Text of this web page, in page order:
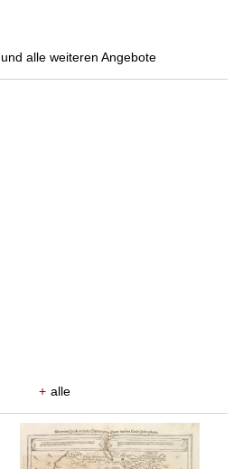
und alle weiteren Angebote
+ alle